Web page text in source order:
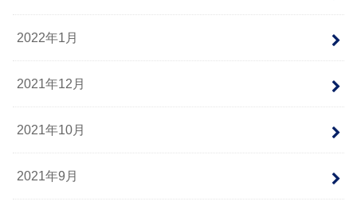
2022年1月
2021年12月
2021年10月
2021年9月